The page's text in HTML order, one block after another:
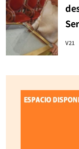
V21